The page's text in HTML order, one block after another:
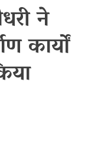
ने
कार्यों